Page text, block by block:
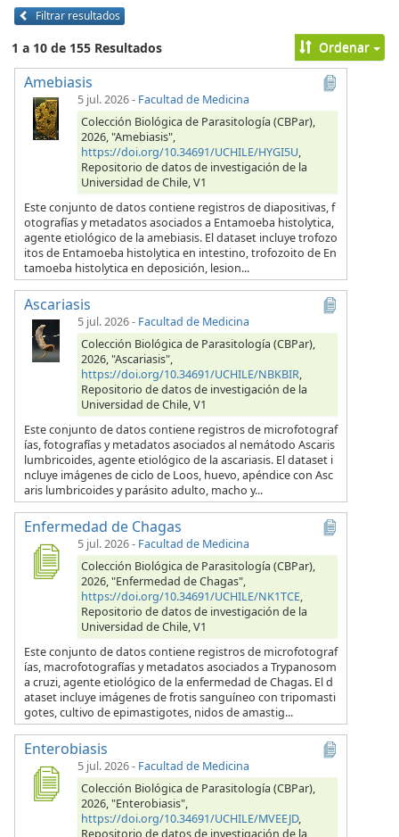
Filtrar resultados
1 a 10 de 155 Resultados Ordenar
Amebiasis
5 jul. 2026- Facultad de Medicina
Colección Biológica de Parasitología (CBPar),
2026, "Amebiasis",
https://doi.org/10.34691/UCHILE/HYGI5U,
Repositorio de datos de investigación de la
Universidad de Chile, V1
Este conjunto de datos contiene registros de diapositivas, f
otografías y metadatos asociados a Entamoeba histolytica,
agente etiológico de la amebiasis. El dataset incluye trofozo
itos de Entamoeba histolytica en intestino, trofozoito de En
tamoeba histolytica en deposición, lesion...
Ascariasis
5 jul. 2026- Facultad de Medicina
Colección Biológica de Parasitología (CBPar),
2026, "Ascariasis",
https://doi.org/10.34691/UCHILE/NBKBIR,
Repositorio de datos de investigación de la
Universidad de Chile, V1
Este conjunto de datos contiene registros de microfotograf
ías, fotografías y metadatos asociados al nemátodo Ascaris
lumbricoides, agente etiológico de la ascariasis. El dataset i
ncluye imágenes de ciclo de Loos, huevo, apéndice con Asc
aris lumbricoides y parásito adulto, macho y...
Enfermedad de Chagas
5 jul. 2026- Facultad de Medicina
Colección Biológica de Parasitología (CBPar),
2026, "Enfermedad de Chagas",
https://doi.org/10.34691/UCHILE/NK1TCE,
Repositorio de datos de investigación de la
Universidad de Chile, V1
Este conjunto de datos contiene registros de microfotograf
ías, macrofotografías y metadatos asociados a Trypanosom
a cruzi, agente etiológico de la enfermedad de Chagas. El d
ataset incluye imágenes de frotis sanguíneo con tripomasti
gotes, cultivo de epimastigotes, nidos de amastig...
Enterobiasis
5 jul. 2026- Facultad de Medicina
Colección Biológica de Parasitología (CBPar),
2026, "Enterobiasis",
https://doi.org/10.34691/UCHILE/MVEEJD,